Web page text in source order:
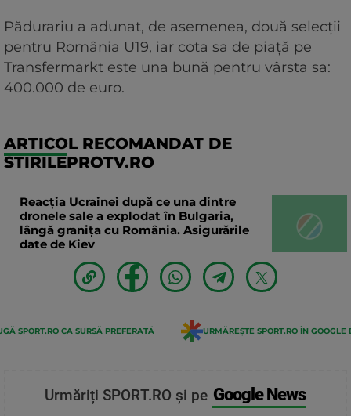
Pădurariu a adunat, de asemenea, două selecții
pentru România U19, iar cota sa de piață pe
Transfermarkt este una bună pentru vârsta sa:
400.000 de euro.
ARTICOL RECOMANDAT DE
STIRILEPROTV.RO
Reacția Ucrainei după ce una dintre
dronele sale a explodat în Bulgaria,
lângă granița cu România. Asigurările
date de Kiev
SPORT.RO CA SURSĂ PREFERATĂ URMĂREȘTE SPORT.RO ÎN GOOGLE
Urmăriți SPORT.RO și pe Google News